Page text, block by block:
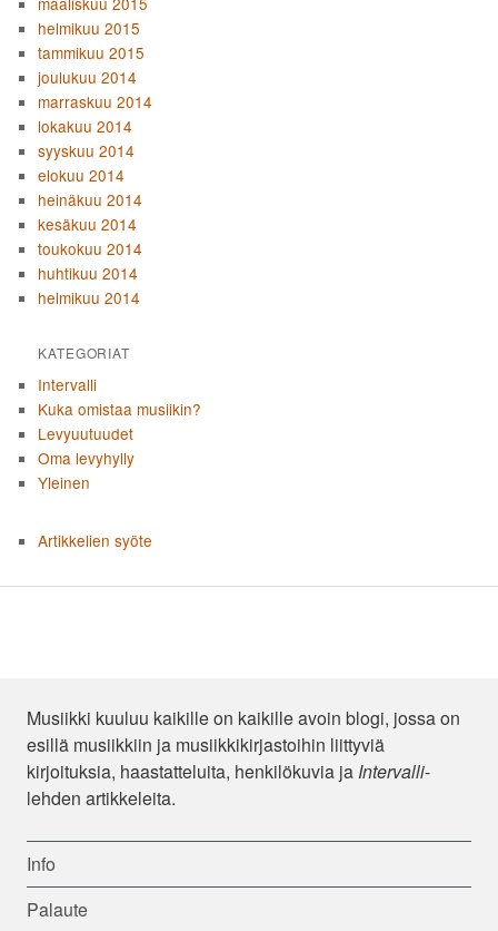
helmikuu 2015
tammikuu 2015
joulukuu 2014
marraskuu 2014
lokakuu 2014
syyskuu 2014
elokuu 2014
heinäkuu 2014
kesäkuu 2014
toukokuu 2014
huhtikuu 2014
helmikuu 2014
KATEGORIAT
Intervalli
Kuka omistaa musiikin?
Levyuutuudet
Oma levyhylly
Yleinen
Artikkelien syöte
Musiikki kuuluu kaikille on kaikille avoin blogi, jossa on
esillä musiikkiin ja musiikkikirjastoihin liittyviä
kirjoituksia, haastatteluita, henkilökuvia ja Intervalli-
lehden artikkeleita.
Info
Palaute